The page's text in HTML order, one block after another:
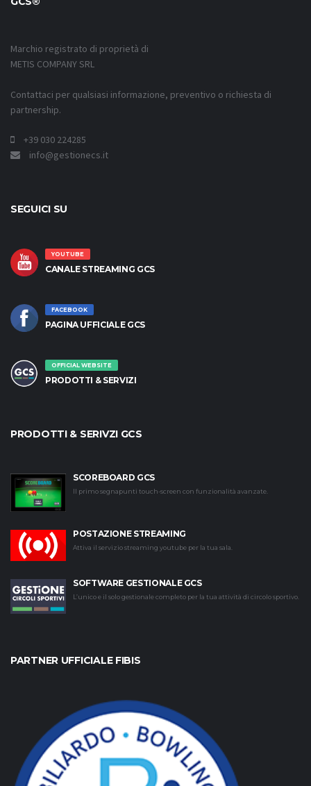
Marchio registrato di proprietà di
METIS COMPANY SRL
Contattaci per qualsiasi informazione, preventivo o richiesta di
partnership.
+39 030 224285
info@gestionecs.it
SEGUICI SU
YOUTUBE
CANALE STREAMING GCS
FACEBOOK
PAGINA UFFICIALE GCS
OFFICIAL WEBSITE
PRODOTTI & SERVIZI
PRODOTTI & SERIVZI GCS
SCOREBOARD GCS
Il primo segnapunti touch-screen con funzionalità avanzate.
POSTAZIONE STREAMING
Attiva il servizio streaming youtube per la tua sala.
SOFTWARE GESTIONALE GCS
L’unico e il solo gestionale completo per la tua attività di circolo sportivo.
PARTNER UFFICIALE FIBIS